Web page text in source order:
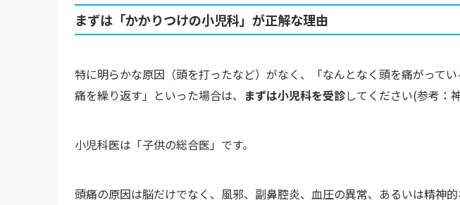
まずは「かかりつけの小児科」が正解な理由
特に明らかな原因（頭を打ったなど）がなく、「なんとなく頭を痛がって
痛を繰り返す」といった場合は、 まずは小児科を受診してください(参考：
小児科医は「子供の総合医」です。
頭痛の原因は脳だけでなく、風邪、副鼻腔炎、血圧の異常、あるいは精神